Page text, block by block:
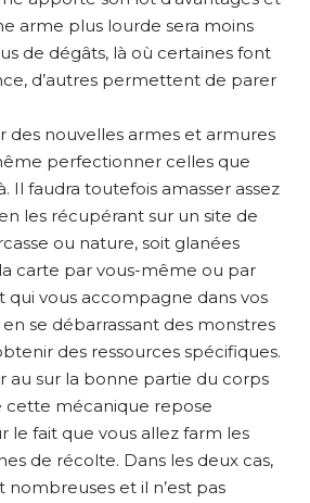
arme plus lourde sera moins
de dégâts, là où certaines font
d’autres permettent de parer
des nouvelles armes et armures
perfectionner celles que
Il faudra toutefois amasser assez
les récupérant sur un site de
ou nature, soit glanées
carte par vous-même ou par
qui vous accompagne dans vos
se débarrassant des monstres
des ressources spécifiques.
au sur la bonne partie du corps
cette mécanique repose
le fait que vous allez farm les
de récolte. Dans les deux cas,
nombreuses et il n’est pas